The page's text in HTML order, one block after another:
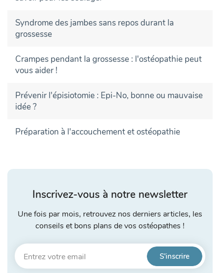
Syndrome des jambes sans repos durant la
grossesse
Crampes pendant la grossesse : l'ostéopathie peut
vous aider !
Prévenir l'épisiotomie : Epi-No, bonne ou mauvaise
idée ?
Préparation à l'accouchement et ostéopathie
Inscrivez-vous à notre newsletter
Une fois par mois, retrouvez nos derniers articles, les
conseils et bons plans de vos ostéopathes !